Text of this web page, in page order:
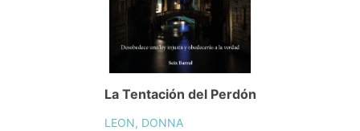
La Tentación del Perdón
LEON, DONNA